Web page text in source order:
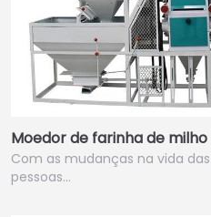
Moedor de farinha de milho
Com as mudanças na vida
pessoas…